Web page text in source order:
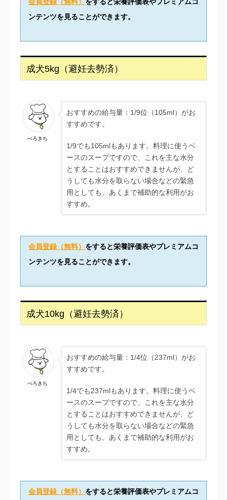
ンテンツを見ることができます。
成犬5kg（避妊去勢済）
ぺろきち
おすすめの給与量：1/9位（105ml）がお
すすめです。
1/9でも105mlもあります。料理に使うベ
ースのスープですので、これを主な水分
とすることはおすすめできませんが、ど
うしても水分を取らない場合などの緊急
用としても。あくまで補助的な利用がお
すすめ。
会員登録（無料） をすると栄養評価表やプレミアムコ
ンテンツを見ることができます。
成犬10kg（避妊去勢済）
ぺろきち
おすすめの給与量：1/4位（237ml）がお
すすめです。
1/4でも237mlもあります。料理に使うベ
ースのスープですので、これを主な水分
とすることはおすすめできませんが、ど
うしても水分を取らない場合などの緊急
用としても。あくまで補助的な利用がお
すすめ。
会員登録（無料） をすると栄養評価表やプレミアムコ